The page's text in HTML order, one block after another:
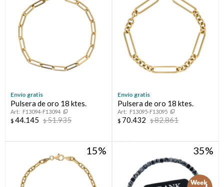
Envío gratis
Pulsera de oro 18 ktes.
F13094-F13094
$ 44.145 $51.935
Envío gratis
Pulsera de oro 18 ktes.
F13095-F13095
$ 70.432 $82.861
15 35
Compromiso
Día del niño